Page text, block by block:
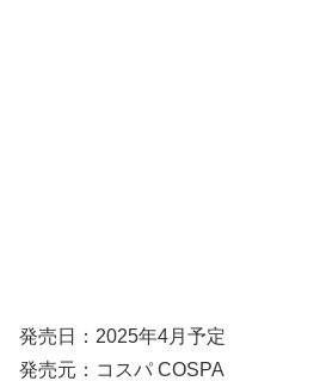
発売日：2025年4月予定
発売元：コスパ COSPA